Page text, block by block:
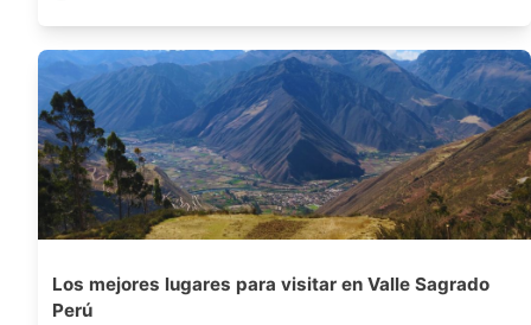
Los mejores lugares para visitar en Valle Sagrado
Perú